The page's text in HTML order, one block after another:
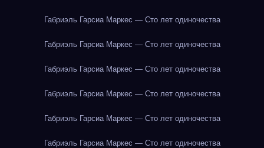
Габриэль Гарсиа Маркес — Сто лет одиночества
Габриэль Гарсиа Маркес — Сто лет одиночества
Габриэль Гарсиа Маркес — Сто лет одиночества
Габриэль Гарсиа Маркес — Сто лет одиночества
Габриэль Гарсиа Маркес — Сто лет одиночества
Габриэль Гарсиа Маркес — Сто лет одиночества